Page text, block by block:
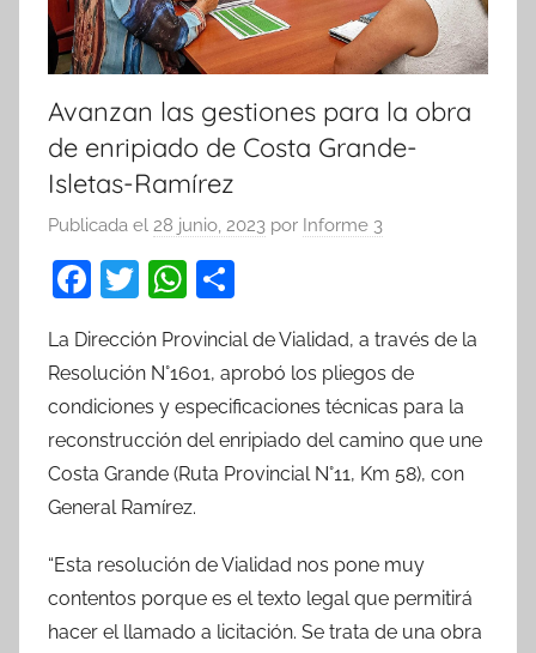
Avanzan las gestiones para la obra
de enripiado de Costa Grande-
Isletas-Ramírez
Publicada el 28 junio, 2023 por Informe 3
F
c
e
b
o
o
T
itt
er
W
at
s
A
p
p
m
p
ar
tir
La Dirección Provincial de Vialidad, a través de la
Resolución N°1601, aprobó los pliegos de
condiciones y especificaciones técnicas para la
reconstrucción del enripiado del camino que une
Costa Grande (Ruta Provincial N°11, Km 58), con
General Ramírez.
“Esta resolución de Vialidad nos pone muy
contentos porque es el texto legal que permitirá
hacer el llamado a licitación. Se trata de una obra